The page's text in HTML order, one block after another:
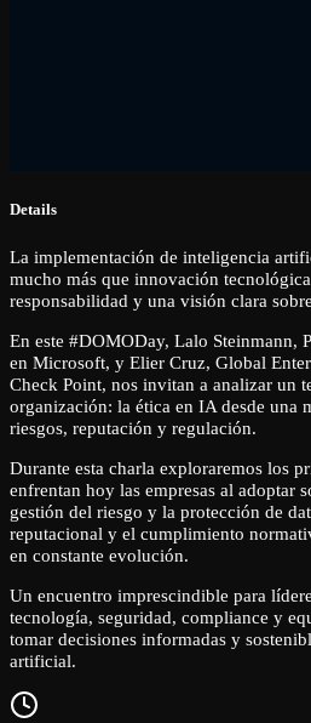
Details
La implementación de inteligencia
mucho más que innovación
responsabilidad y una visión clara
En este #DOMODay, Lalo Steinmann,
en Microsoft, y Elier Cruz, Global
Check Point, nos invitan a analizar un
organización: la ética en IA desde una
riesgos, reputación y regulación.
Durante esta charla exploraremos los
enfrentan hoy las empresas al adoptar
gestión del riesgo y la protección de
reputacional y el cumplimiento
en constante evolución.
Un encuentro imprescindible para
tecnología, seguridad, compliance y
tomar decisiones informadas y
artificial.